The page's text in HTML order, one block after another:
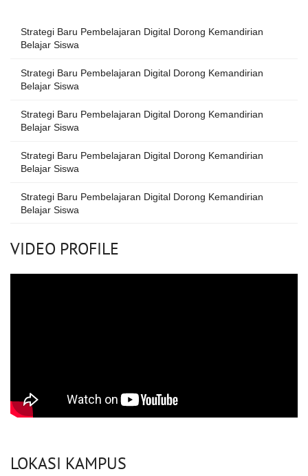
Strategi Baru Pembelajaran Digital Dorong Kemandirian
Belajar Siswa
Strategi Baru Pembelajaran Digital Dorong Kemandirian
Belajar Siswa
Strategi Baru Pembelajaran Digital Dorong Kemandirian
Belajar Siswa
Strategi Baru Pembelajaran Digital Dorong Kemandirian
Belajar Siswa
Strategi Baru Pembelajaran Digital Dorong Kemandirian
Belajar Siswa
VIDEO PROFILE
LOKASI KAMPUS